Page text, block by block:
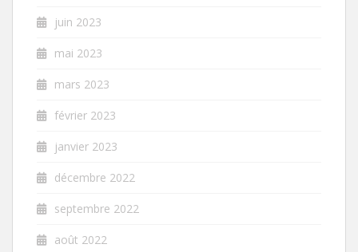
juin 2023
mai 2023
mars 2023
février 2023
janvier 2023
décembre 2022
septembre 2022
août 2022